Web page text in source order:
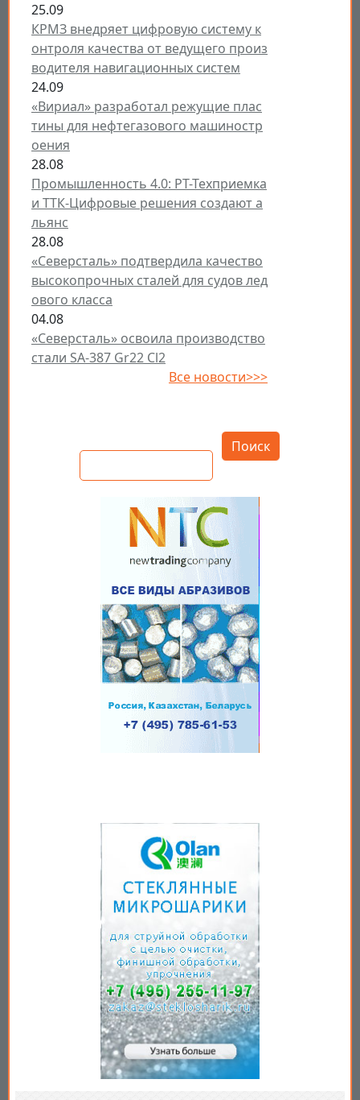
25.09
КРМЗ внедряет цифровую систему к
онтроля качества от ведущего произ
водителя навигационных систем
24.09
«Вириал» разработал режущие плас
тины для нефтегазового машиностр
оения
28.08
Промышленность 4.0: РТ-Техприемка
и ТТК-Цифровые решения создают а
льянс
28.08
«Северсталь» подтвердила качество
высокопрочных сталей для судов лед
ового класса
04.08
«Северсталь» освоила производство
стали SA-387 Gr22 Cl2
Все новости>>>